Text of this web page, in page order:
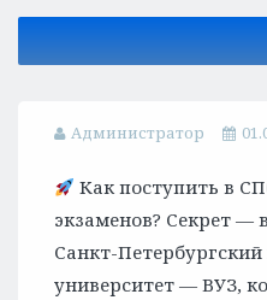
Администратор
Как поступить в
экзаменов? Секрет —
Санкт-
университет — ВУЗ,